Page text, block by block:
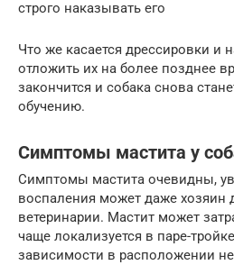
строго наказывать его
Что же касается дрессировки и
отложить их на более позднее
закончится и собака снова
обучению.
Симптомы мастита у
Симптомы мастита очевидны,
воспаления может даже хозяин
ветеринарии. Мастит может
чаще локализуется в паре-
зависимости в расположении